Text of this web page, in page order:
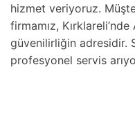
hizmet veriyoruz.
firmamız,
güvenilirliğin adresidir.
profesyonel servis